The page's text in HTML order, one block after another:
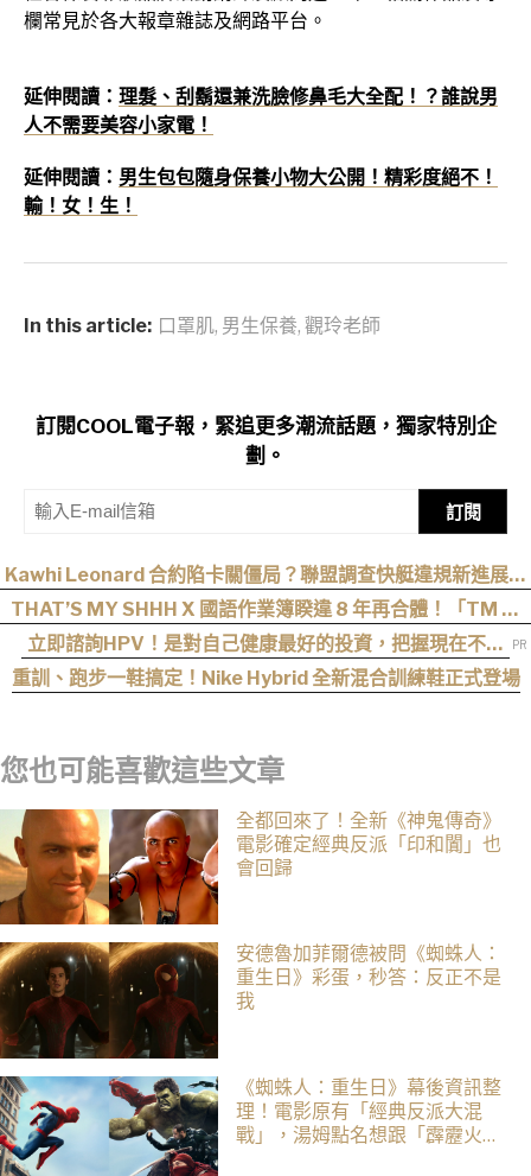
欄常見於各大報章雜誌及網路平台。
延伸閱讀： 理髮、刮鬍還兼洗臉修鼻毛大全配！？誰說男
人不需要美容小家電！
延伸閱讀： 男生包包隨身保養小物大公開！精彩度絕不！
輸！女！生！
In this article: 口罩肌, 男生保養, 觀玲老師
訂閱COOL電子報，緊追更多潮流話題，獨家特別企
劃。
訂閱
Kawhi Leonard 合約陷卡關僵局？聯盟調查快艇違規新進展：
最可能和解收場
THAT’S MY SHHH X 國語作業簿睽違 8 年再合體！「TM 國
2」集結熊仔、陳嫺靜、山姆…完整卡司、售票資訊一次看
立即諮詢HPV！是對自己健康最好的投資，把握現在不嫌
晚！
重訓、跑步一鞋搞定！Nike Hybrid 全新混合訓練鞋正式登場
您也可能喜歡這些文章
全都回來了！全新《神鬼傳奇》
電影確定經典反派「印和闐」也
會回歸
安德魯加菲爾德被問《蜘蛛人：
重生日》彩蛋，秒答：反正不是
我
《蜘蛛人：重生日》幕後資訊整
理！電影原有「經典反派大混
戰」，湯姆點名想跟「霹靂火」